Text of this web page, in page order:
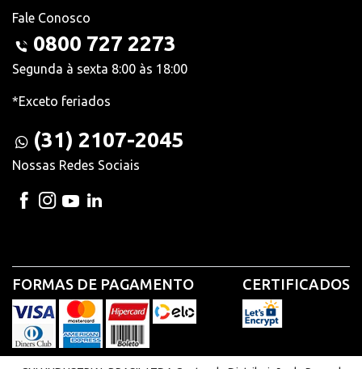
Fale Conosco
0800 727 2273
Segunda à sexta 8:00 às 18:00
*Exceto feriados
(31) 2107-2045
Nossas Redes Sociais
FORMAS DE PAGAMENTO CERTIFICADOS